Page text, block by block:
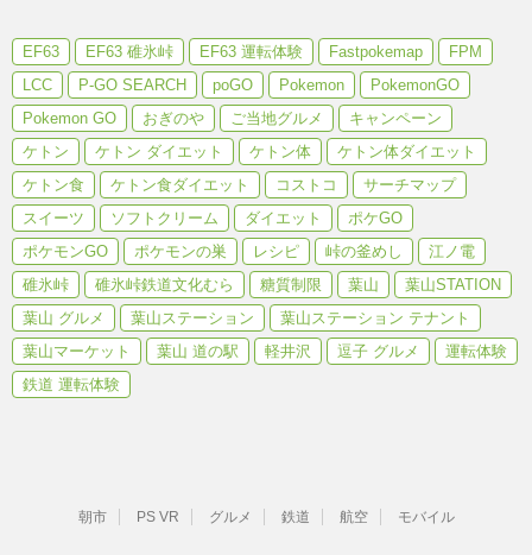
EF63 EF63 碓氷峠 EF63 運転体験 Fastpokemap
FPM
LCC
P-GO SEARCH poGO Pokemon
PokemonGO
Pokemon GO
おぎのや ご当地グルメ
キャンペーン
ケトン
ケトン ダイエット ケトン体
ケトン体ダイエット
ケトン食
ケトン食ダイエット コストコ
サーチマップ
スイーツ
ソフトクリーム ダイエット
ポケGO
ポケモンGO
ポケモンの巣 レシピ 峠の釜めし
江ノ電
碓氷峠
碓氷峠鉄道文化むら 糖質制限 葉山
葉山STATION
葉山 グルメ
葉山ステーション
葉山ステーション テナント
葉山マーケット
葉山 道の駅 軽井沢 逗子 グルメ
運転体験
鉄道 運転体験
朝市 PS VR グルメ 鉄道 航空 モバイル